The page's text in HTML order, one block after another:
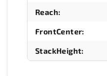
Reach:
FrontCenter:
StackHeight: